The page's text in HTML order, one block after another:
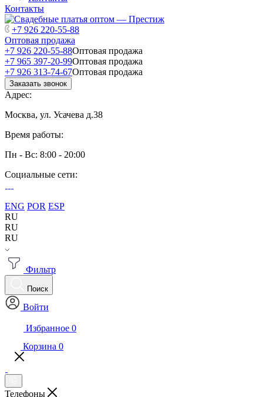
Контакты
+7 926 220-55-88
Оптовая продажа
+7 926 220-55-88Оптовая продажа
+7 965 397-20-99Оптовая продажа
+7 926 313-74-67Оптовая продажа
Заказать звонок
Адрес:
Москва, ул. Усачева д.38
Время работы:
Пн - Вс: 8:00 - 20:00
Социальные сети:
ENG POR ESP
RU
RU
RU
Фильтр
Поиск
Войти
Избранное 0
Корзина 0
Телефоны